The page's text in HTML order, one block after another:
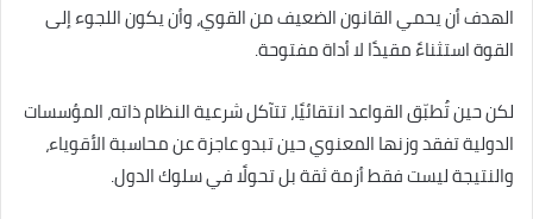
الهدف أن يحمي القانون الضعيف من القوي، وأن يكون اللجوء إلى
القوة استثناءً مقيدًا لا أداة مفتوحة.
لكن حين تُطبّق القواعد انتقائيًا، تتآكل شرعية النظام ذاته، المؤسسات
الدولية تفقد وزنها المعنوي حين تبدو عاجزة عن محاسبة الأقوياء،
والنتيجة ليست فقط أزمة ثقة بل تحولًا في سلوك الدول.